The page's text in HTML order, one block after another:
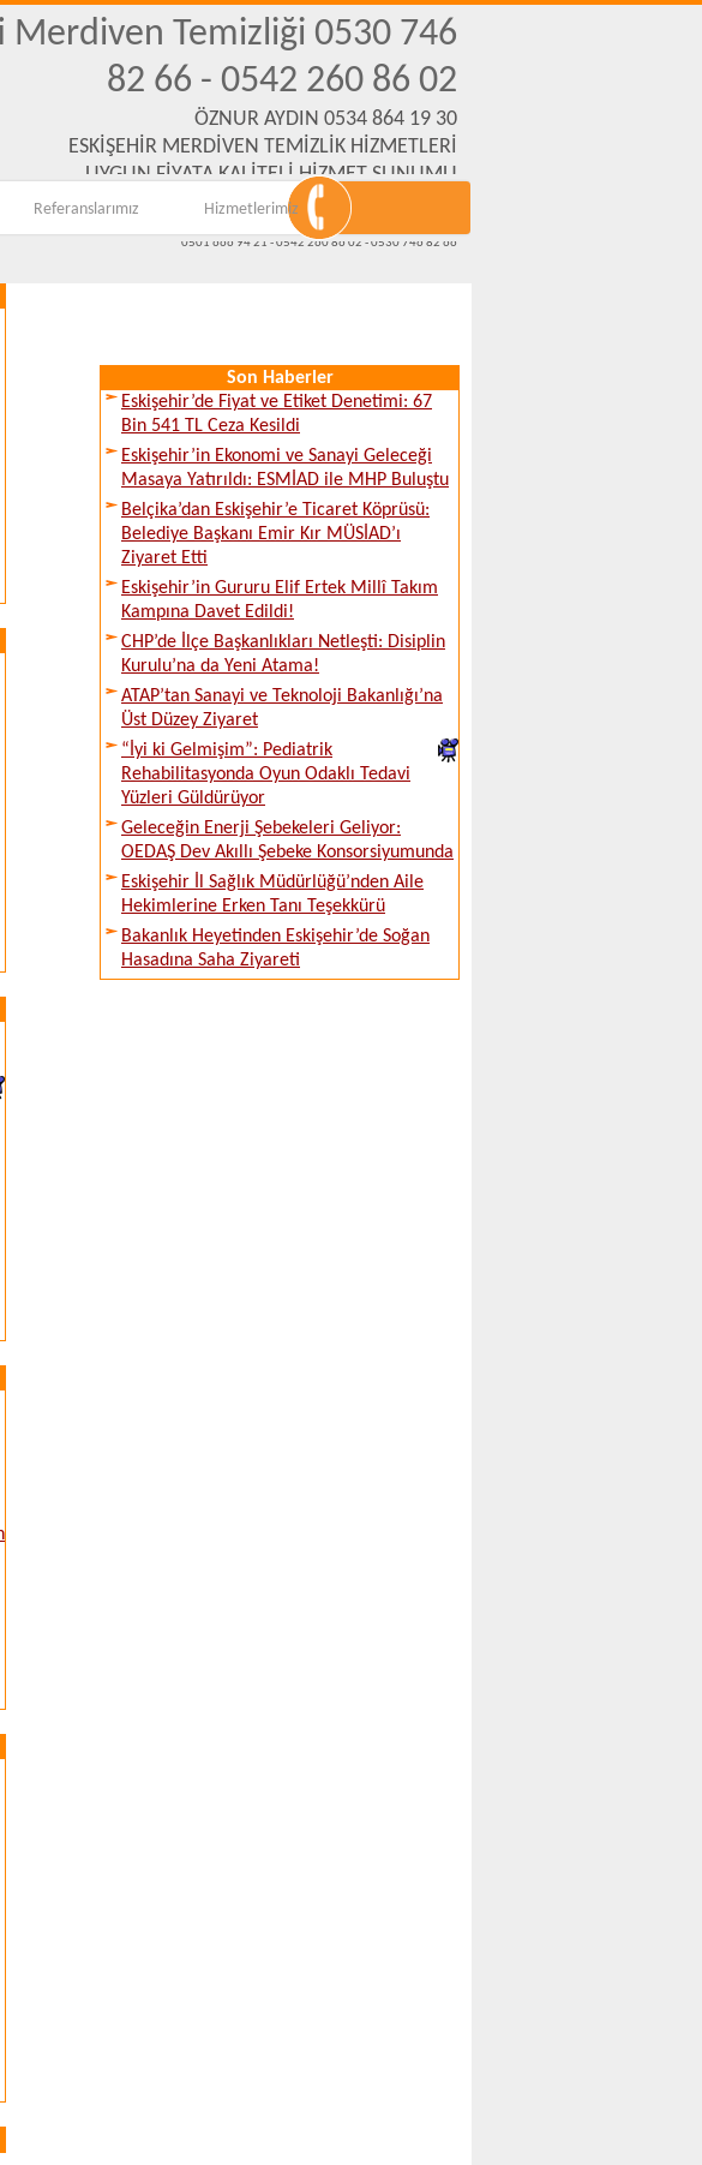
Merdiven Temizliği 0530 746
82 66 - 0542 260 86 02
ÖZNUR AYDIN 0534 864 19 30
ESKİŞEHİR MERDİVEN TEMİZLİK HİZMETLERİ
UYGUN FİYATA KALİTELİ HİZMET SUNUMU
Emek Mh. Yanartaş Sk. No:31 Eskişehir
www.eskisehirmerdiventemizliksirketi.com
0501 666 94 21 - 0542 260 86 02 - 0530 746 82 66
Referanslarımız Hizmetlerimiz
Son Haberler
Eskişehir’de Fiyat ve Etiket Denetimi: 67
Bin 541 TL Ceza Kesildi
Eskişehir’in Ekonomi ve Sanayi Geleceği
Masaya Yatırıldı: ESMİAD ile MHP Buluştu
Belçika’dan Eskişehir’e Ticaret Köprüsü:
Belediye Başkanı Emir Kır MÜSİAD’ı
Ziyaret Etti
Eskişehir’in Gururu Elif Ertek Millî Takım
Kampına Davet Edildi!
CHP’de İlçe Başkanlıkları Netleşti: Disiplin
Kurulu’na da Yeni Atama!
ATAP’tan Sanayi ve Teknoloji Bakanlığı’na
Üst Düzey Ziyaret
“İyi ki Gelmişim”: Pediatrik
Rehabilitasyonda Oyun Odaklı Tedavi
Yüzleri Güldürüyor
Geleceğin Enerji Şebekeleri Geliyor:
OEDAŞ Dev Akıllı Şebeke Konsorsiyumunda
Eskişehir İl Sağlık Müdürlüğü’nden Aile
Hekimlerine Erken Tanı Teşekkürü
Bakanlık Heyetinden Eskişehir’de Soğan
Hasadına Saha Ziyareti